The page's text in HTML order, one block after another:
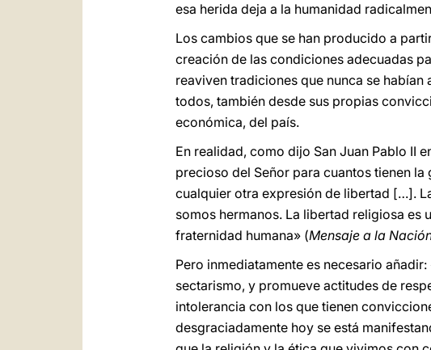
esa herida deja a la humanidad
Los cambios que se han producido a
creación de las condiciones adecuadas
reaviven tradiciones que nunca se
todos, también desde sus propias
económica, del país.
En realidad, como dijo San Juan Pablo II
precioso del Señor para cuantos tienen
cualquier otra expresión de libertad […].
somos hermanos. La libertad religiosa
fraternidad humana» (Mensaje a la
Pero inmediatamente es necesario
sectarismo, y promueve actitudes de
intolerancia con los que tienen
desgraciadamente hoy se está